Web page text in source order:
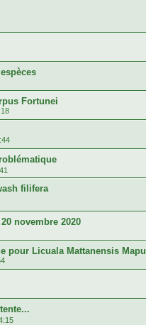
Fortunei
filifera
novembre 2020
pour Licuala Mattanensis Mapu